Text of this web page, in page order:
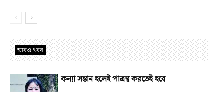
আরও খবর
কন্যা সন্তান হলেই পাত্রস্থ করতেই হবে